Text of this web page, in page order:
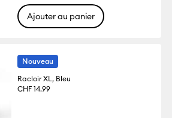
Ajouter au panier
Nouveau
Racloir XL, Bleu
CHF 14.99